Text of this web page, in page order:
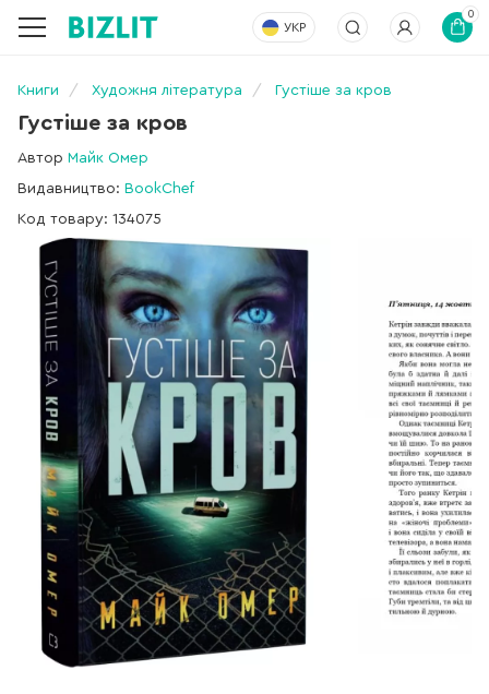
УКР
0
Книги Художня література Густіше за кров
Густіше за кров
Автор Майк Омер
Видавництво: BookChef
Код товару: 134075